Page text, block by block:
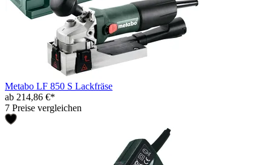
Metabo LF 850 S Lackfräse
ab 214,86 €*
7 Preise vergleichen